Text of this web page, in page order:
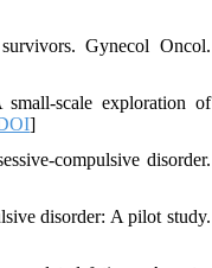
Gynecol Oncol.
scale exploration of
]
compulsive disorder.
disorder: A pilot study.